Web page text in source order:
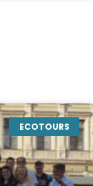
ECOTOURS